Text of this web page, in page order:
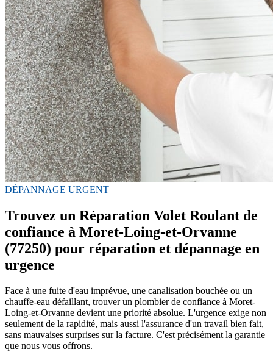
DÉPANNAGE URGENT
Trouvez un Réparation Volet Roulant de
confiance à Moret-Loing-et-Orvanne
(77250) pour réparation et dépannage en
urgence
Face à une fuite d'eau imprévue, une canalisation bouchée ou un
chauffe-eau défaillant, trouver un plombier de confiance à Moret-
Loing-et-Orvanne devient une priorité absolue. L'urgence exige non
seulement de la rapidité, mais aussi l'assurance d'un travail bien fait,
sans mauvaises surprises sur la facture. C'est précisément la garantie
que nous vous offrons.